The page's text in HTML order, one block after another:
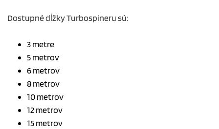
Dostupné dĺžky Turbospineru sú:
3 metre
5 metrov
6 metrov
8 metrov
10 metrov
12 metrov
15 metrov